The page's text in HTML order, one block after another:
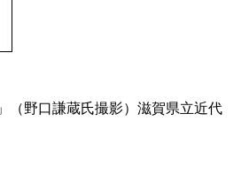
（野口謙蔵氏撮影）滋賀県立近代